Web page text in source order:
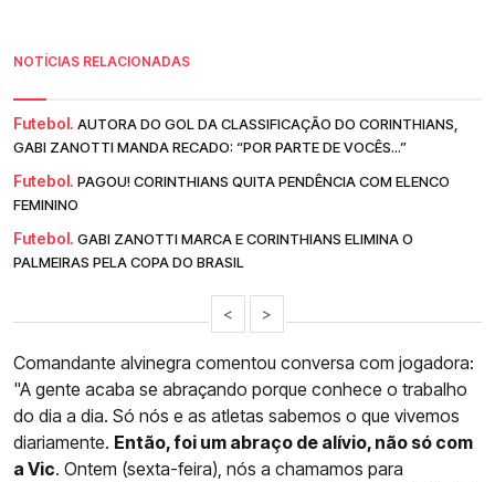
NOTÍCIAS RELACIONADAS
Futebol. AUTORA DO GOL DA CLASSIFICAÇÃO DO CORINTHIANS,
GABI ZANOTTI MANDA RECADO: “POR PARTE DE VOCÊS...”
Futebol. PAGOU! CORINTHIANS QUITA PENDÊNCIA COM ELENCO
FEMININO
Futebol. GABI ZANOTTI MARCA E CORINTHIANS ELIMINA O
PALMEIRAS PELA COPA DO BRASIL
< >
Comandante alvinegra comentou conversa com jogadora:
"A gente acaba se abraçando porque conhece o trabalho
do dia a dia. Só nós e as atletas sabemos o que vivemos
diariamente. Então, foi um abraço de alívio, não só com
a Vic. Ontem (sexta-feira), nós a chamamos para